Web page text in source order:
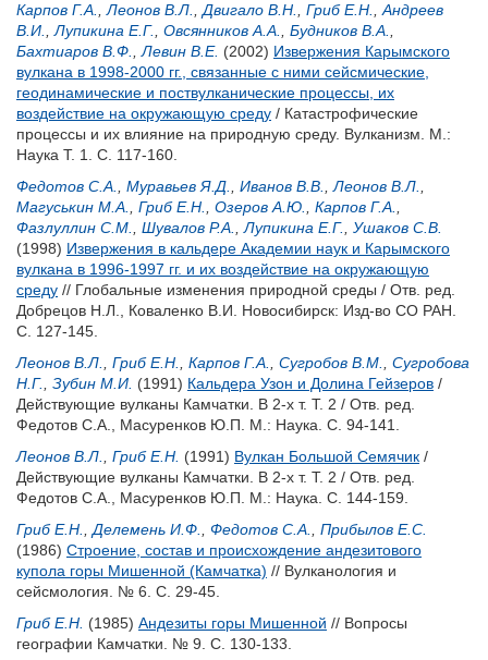
Карпов Г.А.
Леонов В.Л. Двигало В.Н. Гриб Е.Н.
Андреев
В.И.
Лупикина Е.Г. Овсянников А.А. Будников В.А.
Бахтиаров В.Ф.
Левин В.Е. (2002) Извержения Карымского
вулкана в 1998-2000 гг., связанные с ними сейсмические,
геодинамические и поствулканические процессы, их
воздействие на окружающую среду / Катастрофические
процессы и их влияние на природную среду. Вулканизм. М.:
Наука Т. 1. С. 117-160.
Федотов С.А.
Муравьев Я.Д. Иванов В.В. Леонов В.Л.
Магуськин М.А.
Гриб Е.Н. Озеров А.Ю. Карпов Г.А.
Фазлуллин С.М.
Шувалов Р.А. Лупикина Е.Г.
Ушаков С.В.
(1998) Извержения в кальдере Академии наук и Карымского
вулкана в 1996-1997 гг. и их воздействие на окружающую
среду // Глобальные изменения природной среды / Отв. ред.
Добрецов Н.Л.
Коваленко В.И.
Новосибирск: Изд-во СО РАН.
С. 127-145.
Леонов В.Л.
Гриб Е.Н. Карпов Г.А. Сугробов В.М.
Сугробова
Н.Г.
Зубин М.И. (1991) Кальдера Узон и Долина Гейзеров /
Действующие вулканы Камчатки. В 2-х т. Т. 2 / Отв. ред.
Федотов С.А.
Масуренков Ю.П.
М.: Наука. С. 94-141.
Леонов В.Л.
Гриб Е.Н. (1991) Вулкан Большой Семячик /
Действующие вулканы Камчатки. В 2-х т. Т. 2 / Отв. ред.
Федотов С.А.
Масуренков Ю.П.
М.: Наука. С. 144-159.
Гриб Е.Н.
Делемень И.Ф. Федотов С.А.
Прибылов Е.С.
(1986) Строение, состав и происхождение андезитового
купола горы Мишенной (Камчатка) // Вулканология и
сейсмология. № 6. С. 29-45.
Гриб Е.Н. (1985) Андезиты горы Мишенной // Вопросы
географии Камчатки. № 9. С. 130-133.